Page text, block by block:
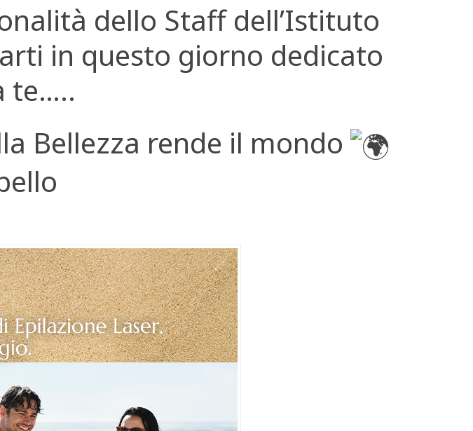
dello Staff dell’Istituto
in questo giorno dedicato
te…..
Bellezza rende il mondo